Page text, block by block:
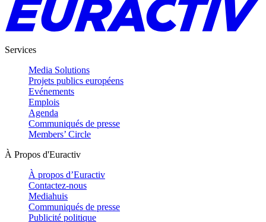
Services
Media Solutions
Projets publics européens
Evénements
Emplois
Agenda
Communiqués de presse
Members’ Circle
À Propos d'Euractiv
À propos d’Euractiv
Contactez-nous
Mediahuis
Communiqués de presse
Publicité politique